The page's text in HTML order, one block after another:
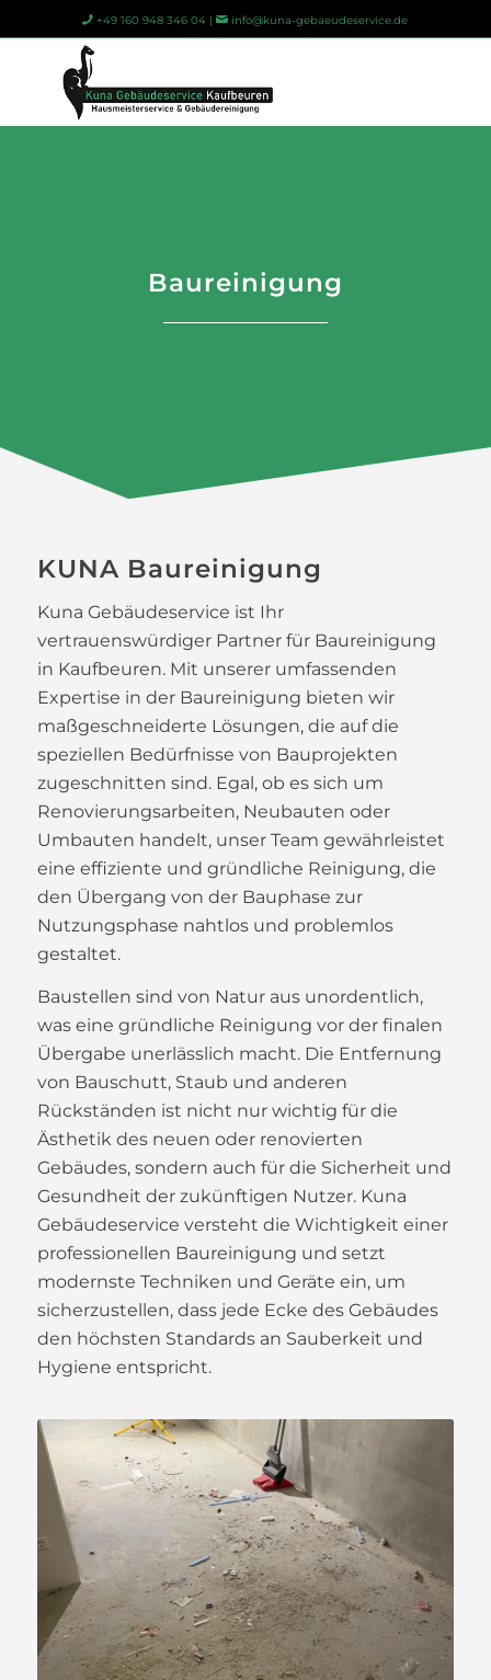
+49 160 948 346 04 | info@kuna-gebaeudeservice.de
Baureinigung
KUNA Baureinigung
Kuna Gebäudeservice ist Ihr
vertrauenswürdiger Partner für Baureinigung
in Kaufbeuren. Mit unserer umfassenden
Expertise in der Baureinigung bieten wir
maßgeschneiderte Lösungen, die auf die
speziellen Bedürfnisse von Bauprojekten
zugeschnitten sind. Egal, ob es sich um
Renovierungsarbeiten, Neubauten oder
Umbauten handelt, unser Team gewährleistet
eine effiziente und gründliche Reinigung, die
den Übergang von der Bauphase zur
Nutzungsphase nahtlos und problemlos
gestaltet.
Baustellen sind von Natur aus unordentlich,
was eine gründliche Reinigung vor der finalen
Übergabe unerlässlich macht. Die Entfernung
von Bauschutt, Staub und anderen
Rückständen ist nicht nur wichtig für die
Ästhetik des neuen oder renovierten
Gebäudes, sondern auch für die Sicherheit und
Gesundheit der zukünftigen Nutzer. Kuna
Gebäudeservice versteht die Wichtigkeit einer
professionellen Baureinigung und setzt
modernste Techniken und Geräte ein, um
sicherzustellen, dass jede Ecke des Gebäudes
den höchsten Standards an Sauberkeit und
Hygiene entspricht.